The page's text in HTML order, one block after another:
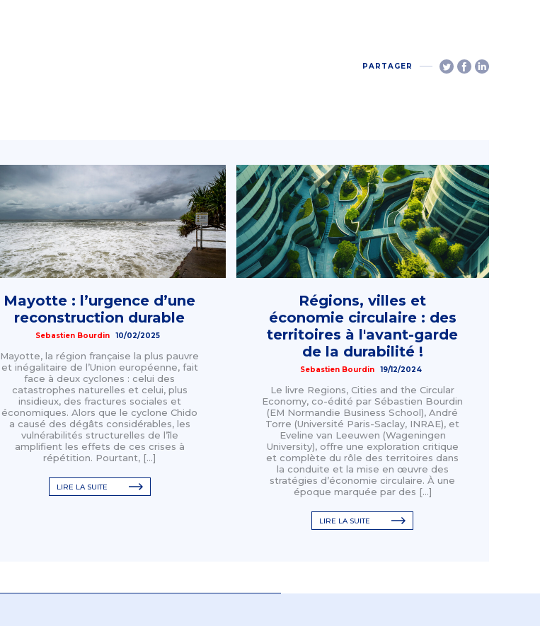
PARTAGER
Mayotte : l’urgence d’une
reconstruction durable
Sebastien Bourdin 10/02/2025
Mayotte, la région française la plus pauvre
et inégalitaire de l’Union européenne, fait
face à deux cyclones : celui des
catastrophes naturelles et celui, plus
insidieux, des fractures sociales et
économiques. Alors que le cyclone Chido
a causé des dégâts considérables, les
vulnérabilités structurelles de l’île
amplifient les effets de ces crises à
répétition. Pourtant, […]
LIRE LA SUITE
Régions, villes et
économie circulaire : des
territoires à l'avant-garde
de la durabilité !
Sebastien Bourdin 19/12/2024
Le livre Regions, Cities and the Circular
Economy, co-édité par Sébastien Bourdin
(EM Normandie Business School), André
Torre (Université Paris-Saclay, INRAE), et
Eveline van Leeuwen (Wageningen
University), offre une exploration critique
et complète du rôle des territoires dans
la conduite et la mise en œuvre des
stratégies d’économie circulaire. À une
époque marquée par des […]
LIRE LA SUITE